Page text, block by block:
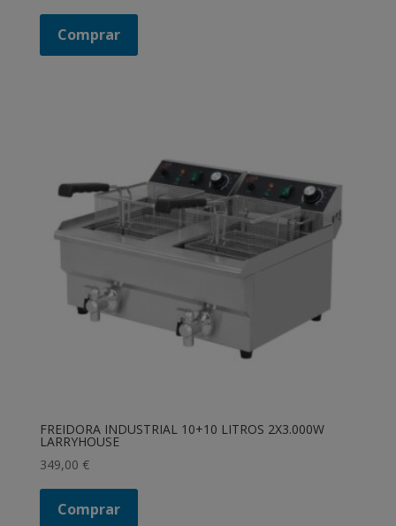
Comprar
FREIDORA INDUSTRIAL 10+10 LITROS 2X3.000W
LARRYHOUSE
349,00 €
Comprar